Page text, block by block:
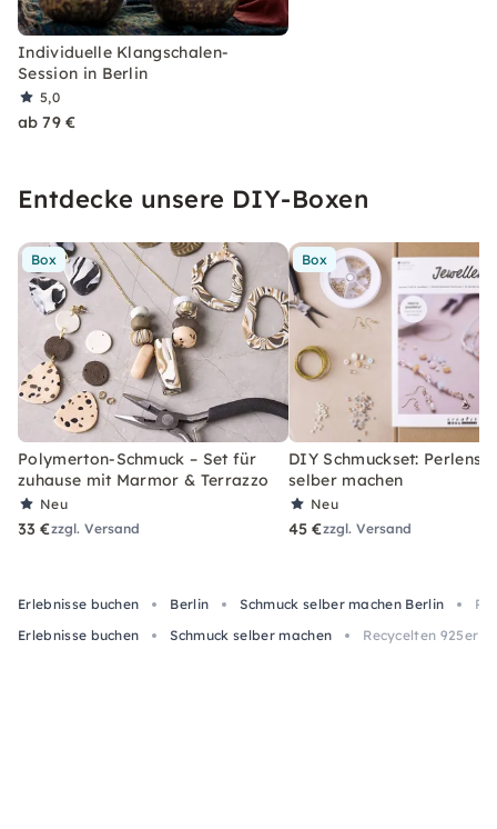
Individuelle Klangschalen-
Session in Berlin
5,0
ab 79 €
Entdecke unsere DIY-Boxen
Box
Polymerton-Schmuck – Set für
zuhause mit Marmor & Terrazzo
Neu
33 €zzgl. Versand
Box
DIY Schmuckset:
selber machen
Neu
45 €zzgl. Versand
Erlebnisse buchen Berlin Schmuck selber machen Berlin
Erlebnisse buchen
Schmuck selber machen Recycelten 925er